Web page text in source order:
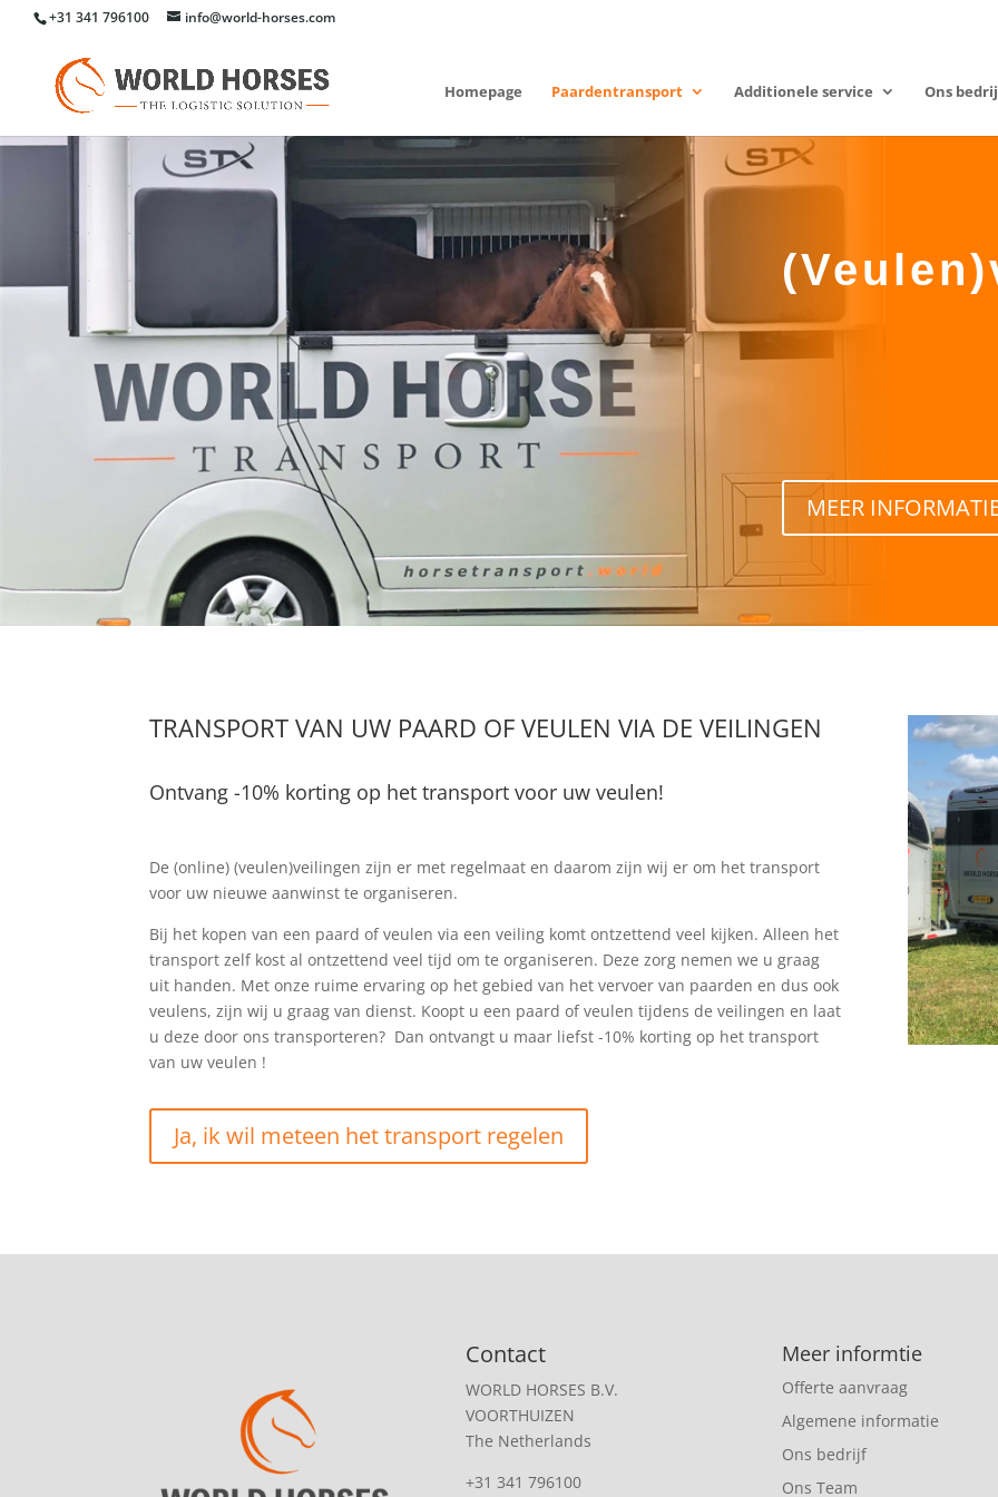
+31 341 796100 info@world-horses.com
Homepage Paardentransport Additionele service Ons
MEER
TRANSPORT VAN UW PAARD OF VEULEN VIA DE VEILINGEN
Ontvang-10% korting op het transport voor uw veulen!
De (online) (veulen)veilingen zijn er met regelmaat en daarom zijn wij er om het transport
voor uw nieuwe aanwinst te organiseren.
Bij het kopen van een paard of veulen via een veiling komt ontzettend veel kijken. Alleen het
transport zelf kost al ontzettend veel tijd om te organiseren. Deze zorg nemen we u graag
uit handen. Met onze ruime ervaring op het gebied van het vervoer van paarden en dus ook
veulens, zijn wij u graag van dienst. Koopt u een paard of veulen tijdens de veilingen en laat
u deze door ons transporteren? Dan ontvangt u maar liefst -10% korting op het transport
van uw veulen !
Ja, ik wil meteen het transport regelen
Contact
WORLD HORSES B.V.
VOORTHUIZEN
The Netherlands
+31 341 796100
Meer informtie
Offerte aanvraag
Algemene informatie
Ons bedrijf
Ons Team